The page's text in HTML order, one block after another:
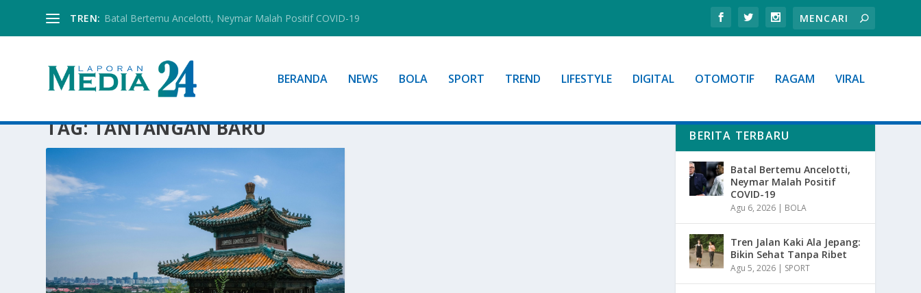
TREN: Batal Bertemu Ancelotti, Neymar Malah Positif COVID-19
BERANDA NEWS BOLA SPORT TREND LIFESTYLE DIGITAL OTOMOTIF RAGAM VIRAL
TAG:TANTANGAN BARU BERITA TERBARU
Batal Bertemu Ancelotti,
Neymar Malah Positif
COVID-19
Agu 6, 2026 | BOLA
Tren Jalan Kaki Ala Jepang:
Bikin Sehat Tanpa Ribet
Agu 5, 2026 | SPORT